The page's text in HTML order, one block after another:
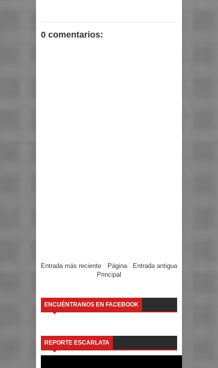
0 comentarios:
Entrada más reciente Entrada antigua
Página
Principal
ENCUÉNTRANOS EN FACEBOOK
REPORTE ESCARLATA